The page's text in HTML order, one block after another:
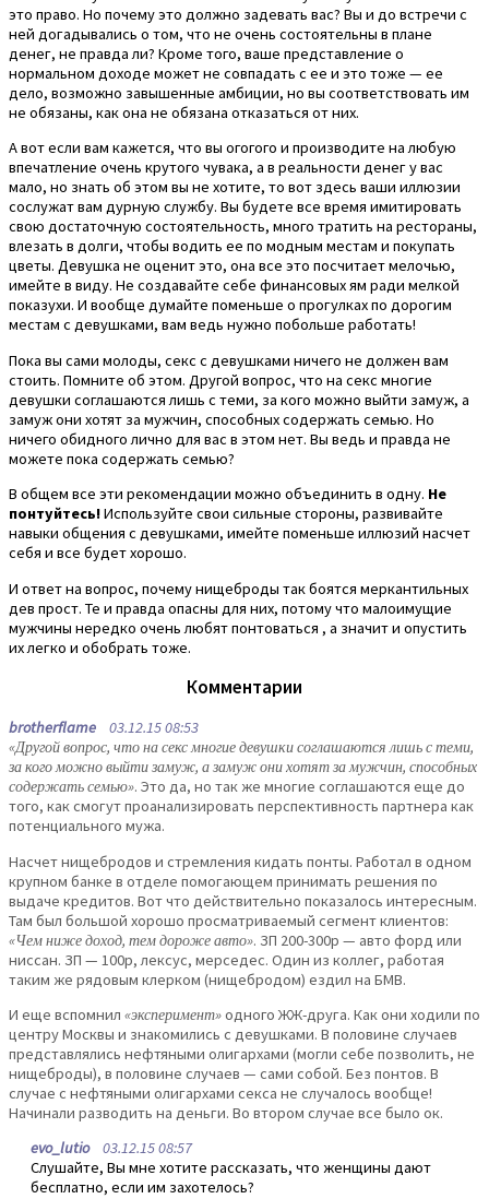
это право. Но почему это должно задевать вас? Вы и до встречи с
ней догадывались о том, что не очень состоятельны в плане
денег, не правда ли? Кроме того, ваше представление о
нормальном доходе может не совпадать с ее и это тоже — ее
дело, возможно завышенные амбиции, но вы соответствовать им
не обязаны, как она не обязана отказаться от них.
А вот если вам кажется, что вы огогого и производите на любую
впечатление очень крутого чувака, а в реальности денег у вас
мало, но знать об этом вы не хотите, то вот здесь ваши иллюзии
сослужат вам дурную службу. Вы будете все время имитировать
свою достаточную состоятельность, много тратить на рестораны,
влезать в долги, чтобы водить ее по модным местам и покупать
цветы. Девушка не оценит это, она все это посчитает мелочью,
имейте в виду. Не создавайте себе финансовых ям ради мелкой
показухи. И вообще думайте поменьше о прогулках по дорогим
местам с девушками, вам ведь нужно побольше работать!
Пока вы сами молоды, секс с девушками ничего не должен вам
стоить. Помните об этом. Другой вопрос, что на секс многие
девушки соглашаются лишь с теми, за кого можно выйти замуж, а
замуж они хотят за мужчин, способных содержать семью. Но
ничего обидного лично для вас в этом нет. Вы ведь и правда не
можете пока содержать семью?
В общем все эти рекомендации можно объединить в одну. Не
понтуйтесь!Используйте свои сильные стороны, развивайте
навыки общения с девушками, имейте поменьше иллюзий насчет
себя и все будет хорошо.
И ответ на вопрос, почему нищеброды так боятся меркантильных
дев прост. Те и правда опасны для них, потому что малоимущие
мужчины нередко очень любят понтоваться , а значит и опустить
их легко и обобрать тоже.
Комментарии
brotherflame 03.12.15 08:53
«Другой вопрос, что на секс многие девушки соглашаются лишь с теми,
за кого можно выйти замуж, а замуж они хотят за мужчин, способных
содержать семью». Это да, но так же многие соглашаются еще до
того, как смогут проанализировать перспективность партнера как
потенциального мужа.
Насчет нищебродов и стремления кидать понты. Работал в одном
крупном банке в отделе помогающем принимать решения по
выдаче кредитов. Вот что действительно показалось интересным.
Там был большой хорошо просматриваемый сегмент клиентов:
«Чем ниже доход, тем дороже авто». ЗП 200-300р — авто форд или
ниссан. ЗП — 100р, лексус, мерседес. Один из коллег, работая
таким же рядовым клерком (нищебродом) ездил на БМВ.
И еще вспомнил «эксперимент»одного ЖЖ-друга. Как они ходили по
центру Москвы и знакомились с девушками. В половине случаев
представлялись нефтяными олигархами (могли себе позволить, не
нищеброды), в половине случаев — сами собой. Без понтов. В
случае с нефтяными олигархами секса не случалось вообще!
Начинали разводить на деньги. Во втором случае все было ок.
evo_lutio03.12.15 08:57
Слушайте, Вы мне хотите рассказать, что женщины дают
бесплатно, если им захотелось?